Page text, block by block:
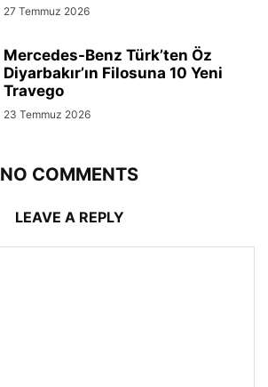
27 Temmuz 2026
Mercedes-Benz Türk’ten Öz
Diyarbakır’ın Filosuna 10 Yeni
Travego
23 Temmuz 2026
NO COMMENTS
LEAVE A REPLY